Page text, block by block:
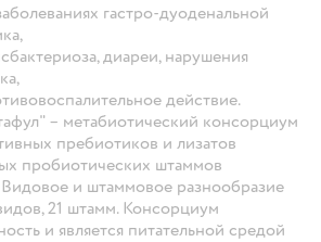
гастро-дуоденальной
диареи, нарушения
действие.
– метабиотический консорциум
пребиотиков и лизатов
пробиотических штаммов
и штаммовое разнообразие
21 штамм. Консорциум
и является питательной средой